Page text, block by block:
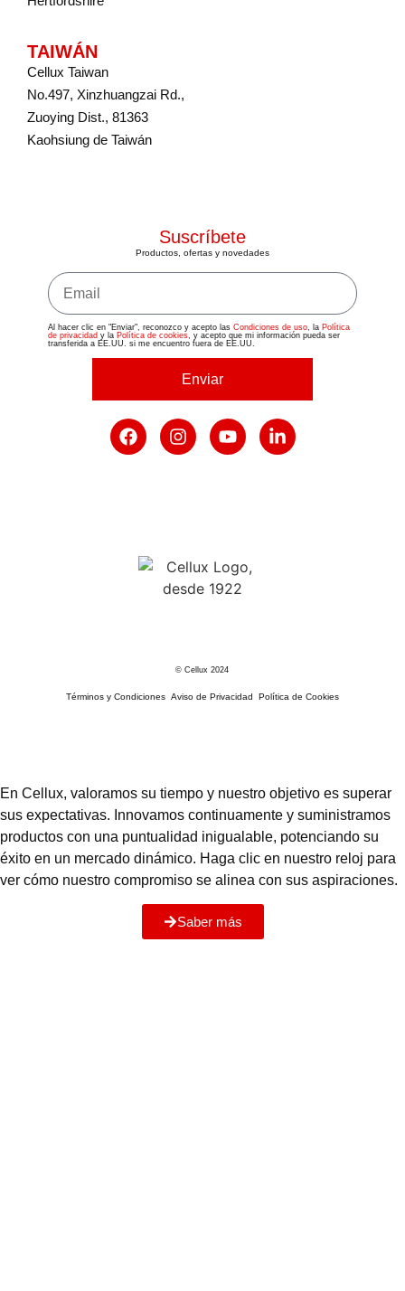
TAIWÁN
Cellux Taiwan
No.497, Xinzhuangzai Rd.,
Zuoying Dist., 81363
Kaohsiung de Taiwán
Suscríbete
Productos, ofertas y novedades
Al hacer clic en "Enviar", reconozco y acepto las Condiciones de uso, la Política
de privacidad y la Política de cookies, y acepto que mi información pueda ser
transferida a EE.UU. si me encuentro fuera de EE.UU.
Enviar
© Cellux 2024
Términos y Condiciones Aviso de Privacidad Política de Cookies
En Cellux, valoramos su tiempo y nuestro objetivo es superar
sus expectativas. Innovamos continuamente y suministramos
productos con una puntualidad inigualable, potenciando su
éxito en un mercado dinámico. Haga clic en nuestro reloj para
ver cómo nuestro compromiso se alinea con sus aspiraciones.
Saber más